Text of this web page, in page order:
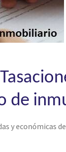
de
y económicas